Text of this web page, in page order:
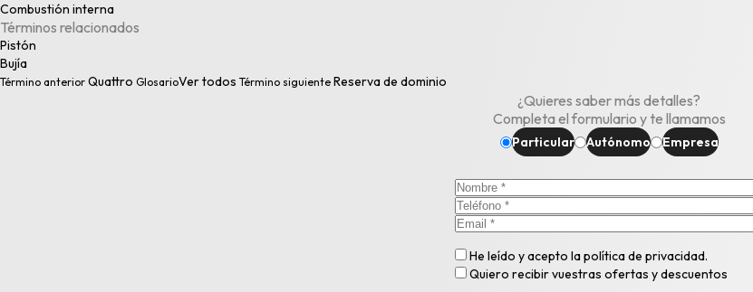
Combustión interna
Términos relacionados
Pistón
Bujía
Término anterior Quattro GlosarioVer todos Término siguiente Reserva de dominio
¿Quieres saber más detalles?
Completa el formulario y te llamamos
Particular Autónomo Empresa
He leído y acepto lapolítica de privacidad.
Quiero recibir vuestras ofertas y descuentos